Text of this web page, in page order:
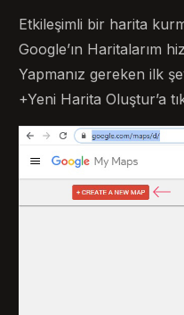
Etkileşimli bir harita
Google’ın Haritalarım
Yapmanız gereken ilk
+Yeni Harita Oluştur’a